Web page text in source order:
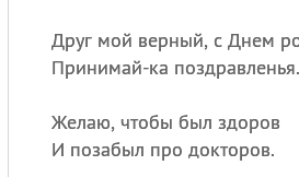
Друг мой верный, с Днем
Принимай-ка поздравленья.
Желаю, чтобы был здоров
И позабыл про докторов.